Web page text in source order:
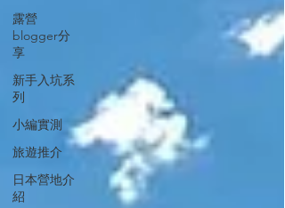
露營
blogger分
享
新手入坑系
列
小編實測
旅遊推介
日本營地介
紹